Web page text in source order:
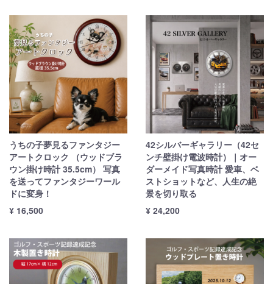
うちの子夢見るファンタジー
アートクロック （ウッドブラ
ウン掛け時計 35.5cm） 写真
を送ってファンタジーワール
ドに変身！
¥ 16,500
42シルバーギャラリー（42セ
ンチ壁掛け電波時計）｜オー
ダーメイド写真時計 愛車、ベ
ストショットなど、人生の絶
景を切り取る
¥ 24,200